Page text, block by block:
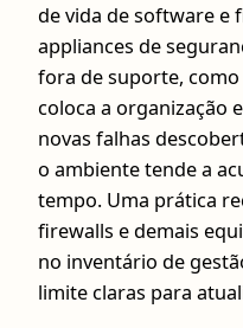
de vida de software e
appliances de
fora de suporte, como
coloca a organização
novas falhas
o ambiente tende a
tempo. Uma prática
firewalls e demais
no inventário de
limite claras para